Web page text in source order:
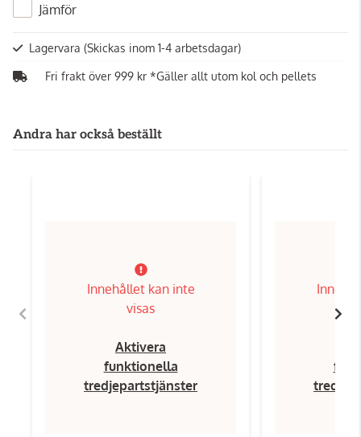
Jämför
Lagervara (Skickas inom 1-4 arbetsdagar)
Fri frakt över 999 kr *Gäller allt utom kol och pellets
Andra har också beställt
Innehållet kan inte
visas
Aktivera
funktionella
tredjepartstjänster